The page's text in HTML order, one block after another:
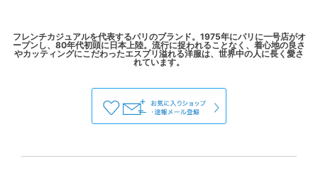
フレンチカジュアルを代表するパリのブランド。1975年にパリに一号店がオ
ープンし、80年代初頭に日本上陸。流行に捉われることなく、着心地の良さ
やカッティングにこだわったエスプリ溢れる洋服は、世界中の人に長く愛さ